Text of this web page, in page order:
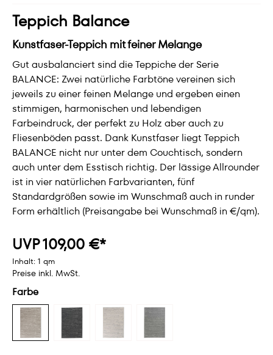
Teppich Balance
Kunstfaser-Teppich mit feiner Melange
Gut ausbalanciert sind die Teppiche der Serie
BALANCE: Zwei natürliche Farbtöne vereinen sich
jeweils zu einer feinen Melange und ergeben einen
stimmigen, harmonischen und lebendigen
Farbeindruck, der perfekt zu Holz aber auch zu
Fliesenböden passt. Dank Kunstfaser liegt Teppich
BALANCE nicht nur unter dem Couchtisch, sondern
auch unter dem Esstisch richtig. Der lässige Allrounder
ist in vier natürlichen Farbvarianten, fünf
Standardgrößen sowie im Wunschmaß auch in runder
Form erhältlich (Preisangabe bei Wunschmaß in €/qm).
UVP 109,00 €*
Inhalt: 1 qm
Preise inkl. MwSt.
Farbe